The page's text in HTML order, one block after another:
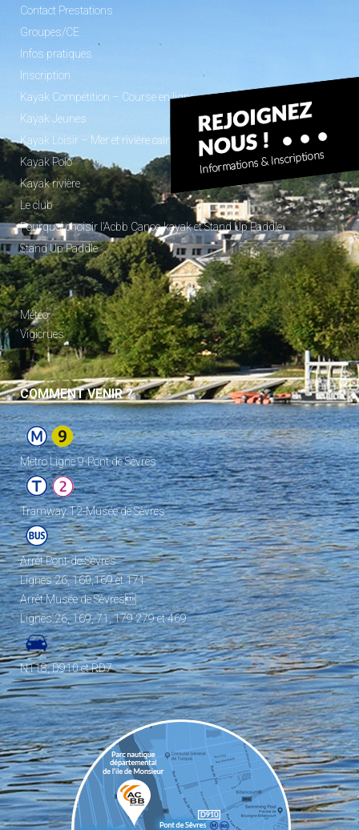
Contact Prestations
Groupes/CE
Infos pratiques
Inscription
Kayak Compétition – Course en ligne
Kayak Jeunes
Kayak Loisir – Mer et rivière calme
Kayak Polo
Kayak rivière
Le club
Pourquoi choisir l’Acbb Canoe-kayak et Stand Up Paddle
Stand Up Paddle
_
Météo
Vigicrues
COMMENT VENIR ?
Metro Ligne 9-Pont de Sèvres
Tramway T2-Musée de Sèvres
Arrêt Pont-de-Sèvres
Lignes 26, 160,169 et 171
Arrêt Musée de Sèvres
Lignes 26, 169, 71, 179 279 et 469
N118, D910 et RD7